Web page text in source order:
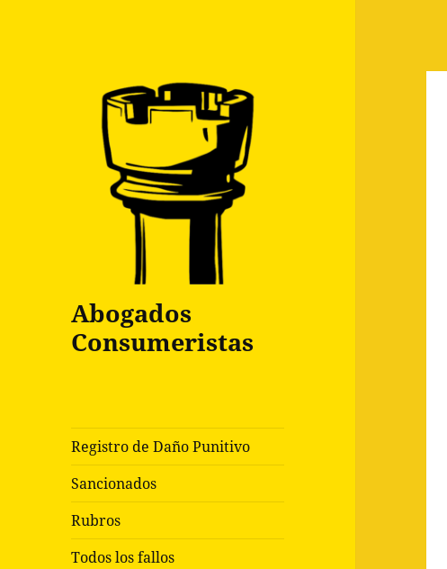
Abogados
Consumeristas
Registro de Daño Punitivo
Sancionados
Rubros
Todos los fallos